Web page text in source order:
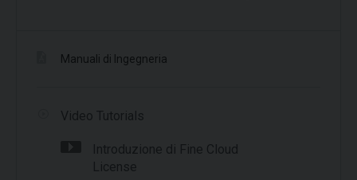
Manuali di Ingegneria
Video Tutorials
Introduzione di Fine Cloud
License